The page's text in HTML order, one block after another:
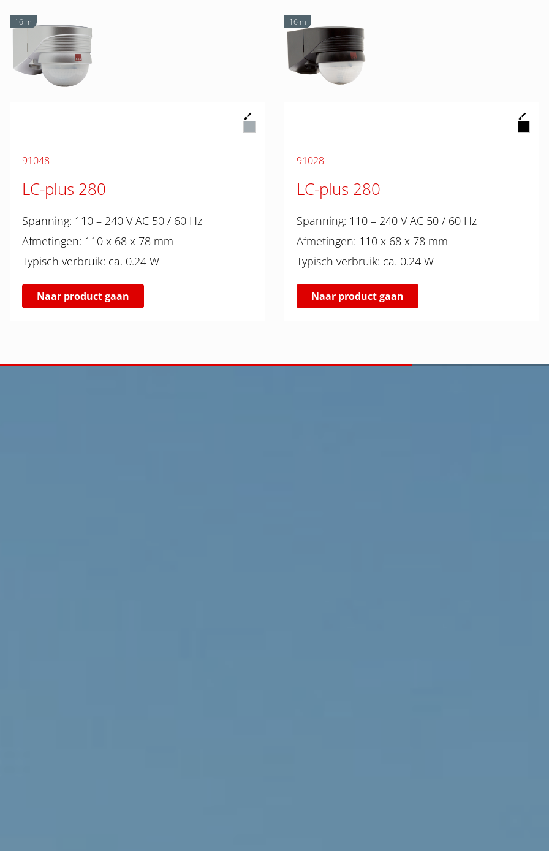
16 m
91048
LC-plus 280
Spanning: 110 – 240 V AC 50 / 60 Hz
Afmetingen: 110 x 68 x 78 mm
Typisch verbruik: ca. 0.24 W
Naar product gaan
16 m
91028
LC-plus 280
Spanning: 110 – 240 V AC 50 / 60 Hz
Afmetingen: 110 x 68 x 78 mm
Typisch verbruik: ca. 0.24 W
Naar product gaan